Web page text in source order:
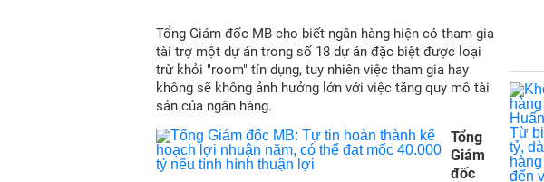
Tổng Giám đốc MB cho biết ngân hàng hiện có tham gia
tài trợ một dự án trong số 18 dự án đặc biệt được loại
trừ khỏi "room" tín dụng, tuy nhiên việc tham gia hay
không sẽ không ảnh hưởng lớn với việc tăng quy mô tài
sản của ngân hàng.
Tổng
Giám
đốc